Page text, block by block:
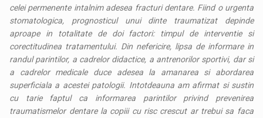
celei permenente intalnim adesea fracturi dentare. Fiind o urgenta
stomatologica, prognosticul unui dinte traumatizat depinde
aproape in totalitate de doi factori: timpul de interventie si
corectitudinea tratamentului. Din nefericire, lipsa de informare in
randul parintilor, a cadrelor didactice, a antrenorilor sportivi, dar si
a cadrelor medicale duce adesea la amanarea si abordarea
superficiala a acestei patologii. Intotdeauna am afirmat si sustin
cu tarie faptul ca informarea parintilor privind prevenirea
traumatismelor dentare la copiii cu risc crescut ar trebui sa faca